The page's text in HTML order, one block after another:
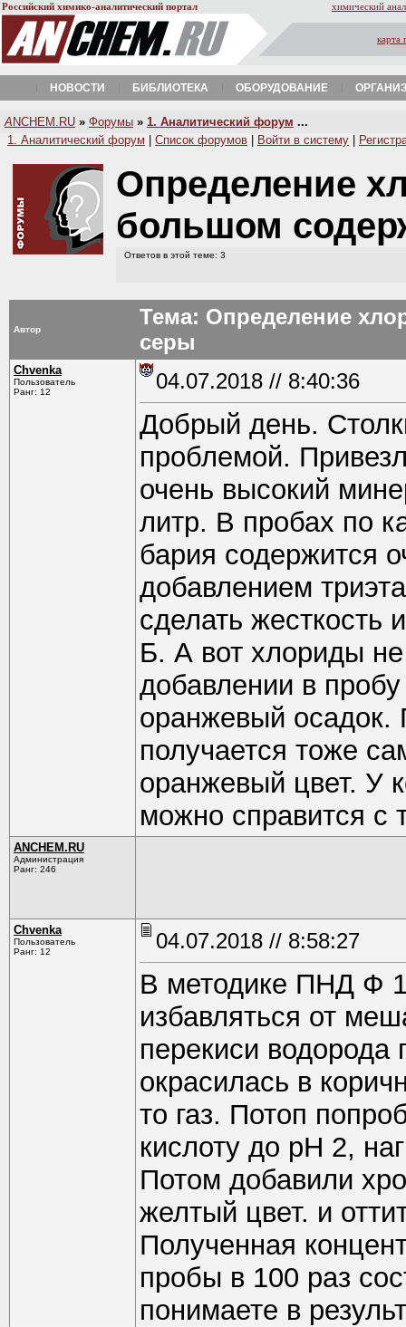
Российский химико-аналитический портал химический
карта
НОВОСТИ БИБЛИОТЕКА ОБОРУДОВАНИЕ
A NCHEM.RU » Форумы » 1. Аналитический форум ...
1. Аналитический форум
Список форумов Войти в систему
Определение
большом
Ответов в этой теме: 3
Автор
Тема: Определение
серы
Chvenka
Пользователь
Ранг: 12
04.07.2018 // 8:40:36
Добрый день.
проблемой.
очень высокий
литр. В пробах по
бария содержится
добавлением
сделать жесткость
Б. А вот хлориды
добавлении в
оранжевый осадок.
получается тоже
оранжевый цвет. У
можно справится с
ANCHEM.RU
Администрация
Ранг: 246
Chvenka
Пользователь
Ранг: 12
04.07.2018 // 8:58:27
В методике ПНД Ф
избавляться от
перекиси водорода
окрасилась в
то газ. Потоп
кислоту до рН 2,
Потом добавили
желтый цвет. и
Полученная
пробы в 100 раз
понимаете в